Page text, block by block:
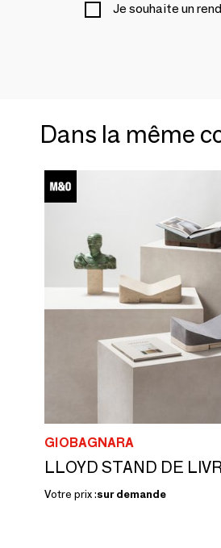
Je souhaite un
Dans la même
GIOBAGNARA
LLOYD STAND DE
Votre prix :sur demande